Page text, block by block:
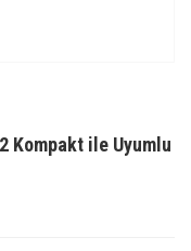
Kompakt ile Uyumlu